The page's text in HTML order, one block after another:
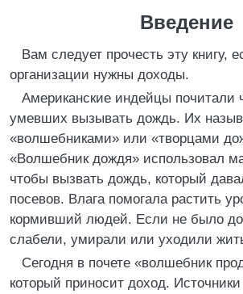
Введение
Вам следует прочесть эту книгу,
организации нужны доходы.
Американские индейцы почитали
умевших вызывать дождь. Их
«волшебниками» или «творцами
«Волшебник дождя» использовал
чтобы вызвать дождь, который
посевов. Влага помогала растить
кормивший людей. Если не было
слабели, умирали или уходили
Сегодня в почете «волшебник
который приносит доход.